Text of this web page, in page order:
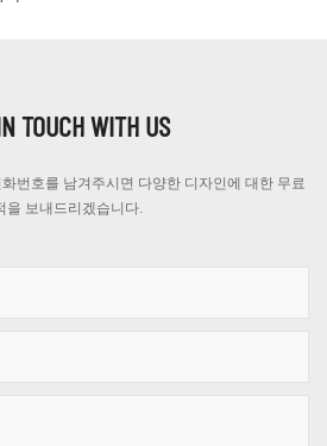
TOUCH WITH US
번호를 남겨주시면 다양한 디자인에 대한 무료
을 보내드리겠습니다.